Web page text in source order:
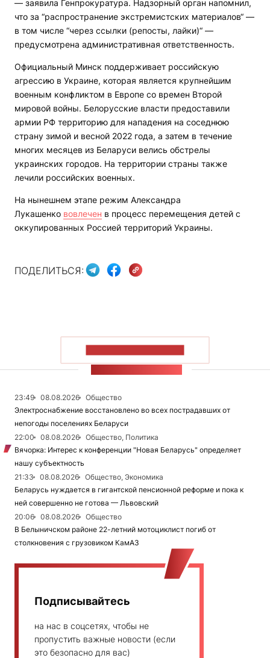
— заявила Генпрокуратура. Надзорный орган напомнил,
что за “распространение экстремистских материалов“ —
в том числе “через ссылки (репосты, лайки)“ —
предусмотрена административная ответственность.
Официальный Минск поддерживает российскую
агрессию в Украине, которая является крупнейшим
военным конфликтом в Европе со времен Второй
мировой войны. Белорусские власти предоставили
армии РФ территорию для нападения на соседнюю
страну зимой и весной 2022 года, а затем в течение
многих месяцев из Беларуси велись обстрелы
украинских городов. На территории страны также
лечили российских военных.
На нынешнем этапе режим Александра
Лукашенко вовлечен в процесс перемещения детей с
оккупированных Россией территорий Украины.
ПОДЕЛИТЬСЯ:
23:49 08.08.2026
Общество
Электроснабжение восстановлено во всех пострадавших от
непогоды поселениях Беларуси
22:00
08.08.2026
Общество, Политика
Вячорка: Интерес к конференции "Новая Беларусь" определяет
нашу субъектность
21:33
08.08.2026
Общество, Экономика
Беларусь нуждается в гигантской пенсионной реформе и пока к
ней совершенно не готова — Львовский
20:06
08.08.2026
Общество
В Белыничском районе 22-летний мотоциклист погиб от
столкновения с грузовиком КамАЗ
Подписывайтесь
на нас в соцсетях, чтобы не
пропустить важные новости (если
это безопасно для вас)